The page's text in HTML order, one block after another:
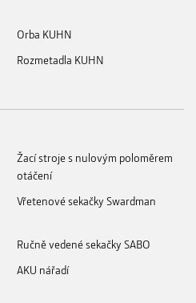
Orba KUHN
Rozmetadla KUHN
Žací stroje s nulovým poloměrem
otáčení
Vřetenové sekačky Swardman
Ručně vedené sekačky SABO
AKU nářadí